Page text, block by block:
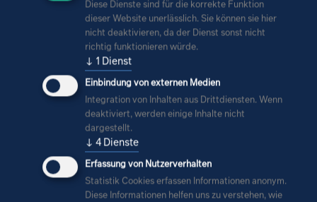
Alle Neuigkeiten
Diese Dienste sind für die korrekte Funktion
dieser Website unerlässlich. Sie können sie hier
nicht deaktivieren, da der Dienst sonst nicht
richtig funktionieren würde.
↓ 1 Dienst
Einbindung von externen Medien
Integration von Inhalten aus Drittdiensten. Wenn
deaktiviert, werden einige Inhalte nicht
dargestellt.
↓ 4 Dienste
Erfassung von Nutzerverhalten
Statistik Cookies erfassen Informationen anonym.
Diese Informationen helfen uns zu verstehen, wie